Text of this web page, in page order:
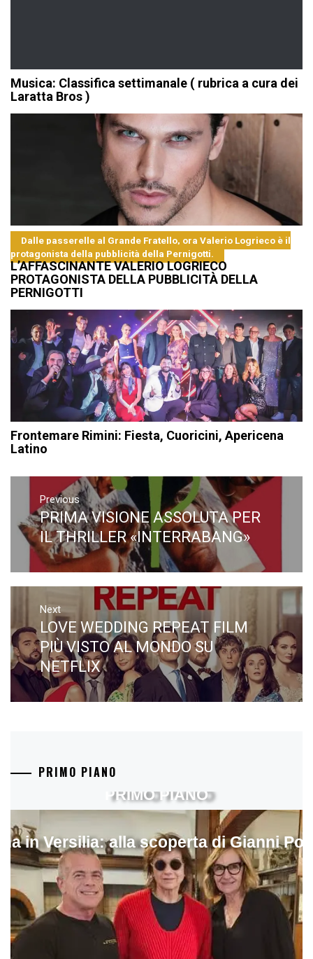
Musica: Classifica settimanale ( rubrica a cura dei
Laratta Bros )
Dalle passerelle al Grande Fratello, ora Valerio Logrieco è il
protagonista della pubblicità della Pernigotti.
L’AFFASCINANTE VALERIO LOGRIECO
PROTAGONISTA DELLA PUBBLICITÀ DELLA
PERNIGOTTI
Frontemare Rimini: Fiesta, Cuoricini, Apericena
Latino
Navigazione
articoli
Previous
Previous
post:
PRIMA VISIONE ASSOLUTA PER
IL THRILLER «INTERRABANG»
Next
Next
post:
LOVE WEDDING REPEAT FILM
PIÙ VISTO AL MONDO SU
NETFLIX
PRIMO PIANO
in Versilia: alla scoperta di Gianni
PRIMO PIANO